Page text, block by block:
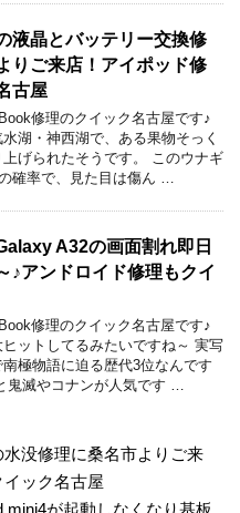
液晶とバッテリー交換修
りご来店！アイポッド修
古屋
修理のクイック名古屋です♪
湖・神西湖で、ある果物そっく
げられたそうです。 このウナギ
確率で、見た目は傷ん …
A32の画面割れ即日
♪アンドロイド修理もクイ
修理のクイック名古屋です♪
ットしてるみたいですね～ 実写
極物語に迫る歴代3位なんです
鬼滅やコナンが人気です …
没修理に桑名市よりご来
ック名古屋
mini4が起動しなくなり基板